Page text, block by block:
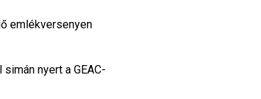
emlékversenyen
nyert a GEAC-